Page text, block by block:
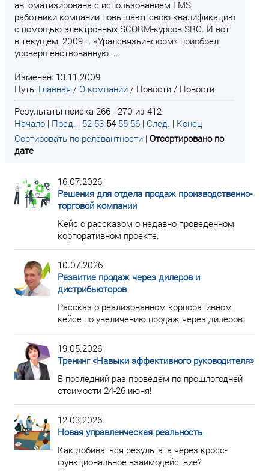
автоматизирована с использованием LMS,
работники компании повышают свою квалификацию
с помощью электронных SCORM-курсов SRC. И вот
в текущем, 2009 г. «Уралсвязьинформ» приобрел
усовершенствованную ...
Изменен: 13.11.2009
Путь: Главная / О компании / Новости / Новости
Результаты поиска 266 - 270 из 412
Начало | Пред. | 52 53 54 55 56 | След. | Конец
Сортировать по релевантности | Отсортировано по
дате
16.07.2026
Решения для отдела продаж производственно-
торговой компании
Кейс с рассказом о недавно проведенном
корпоративном проекте.
10.07.2026
Развитие продаж через дилеров и
дистрибьюторов
Рассказ о реализованном корпоративном
кейсе по увеличению продаж через дилеров.
19.05.2026
Тренинг «Навыки эффективного руководителя»
В последний раз проведем по прошлогодней
стоимости 24-26 июня!
12.03.2026
Новая управленческая реальность
Как добиваться результата через кросс-
функциональное взаимодействие?